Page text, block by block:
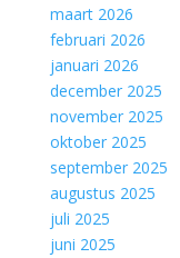
maart 2026
februari 2026
januari 2026
december 2025
november 2025
oktober 2025
september 2025
augustus 2025
juli 2025
juni 2025